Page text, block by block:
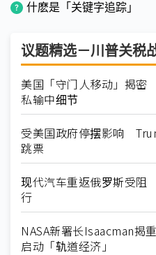
什麽是「关键字追踪」
议题精选－川普关税
美国「守门人移动」揭
私输中细节
受美国政府停摆影响
跳票
现代汽车重返俄罗斯受
行
NASA新署长Isaacman
启动「轨道经济」